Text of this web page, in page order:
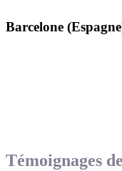
Barcelone
Témoignages